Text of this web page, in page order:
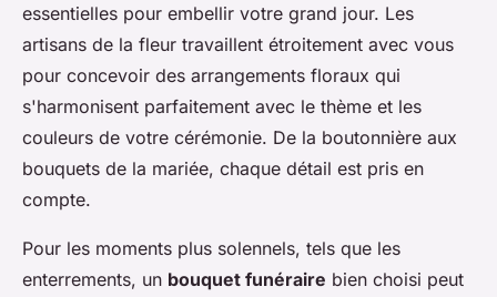
essentielles pour embellir votre grand jour. Les
artisans de la fleur travaillent étroitement avec vous
pour concevoir des arrangements floraux qui
s'harmonisent parfaitement avec le thème et les
couleurs de votre cérémonie. De la boutonnière aux
bouquets de la mariée, chaque détail est pris en
compte.
Pour les moments plus solennels, tels que les
enterrements, un bouquet funéraire bien choisi peut